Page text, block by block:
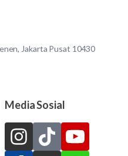
Jakarta Pusat 10430
Media Sosial